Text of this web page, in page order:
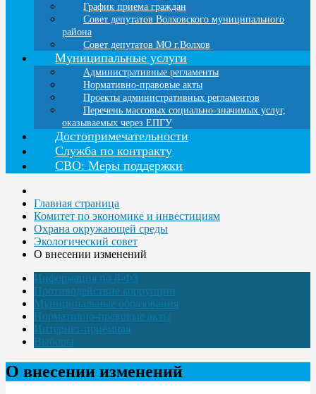
График приема граждан
Совет депутатов Волховского муниципального
района
Совет депутатов МО г.Волхов
Муниципальные услуги
Административные регламенты
Нормативно-правовые акты
Проекты административных регламентов
Перечень массовых социально-значимых услуг,
оказываемых через ЕПГУ
Достопримечательности
Служба по контракту
СВО: Меры поддержки
Главная страница
Комитет по экономике и инвестициям
Охрана окружающей среды
Экологический совет
О внесении изменений
Информация по 8-ФЗ
Противодействие коррупции
Муниципальные образования
Нормативно-правовые акты
Интернет-приёмная
Выборы
О внесении изменений